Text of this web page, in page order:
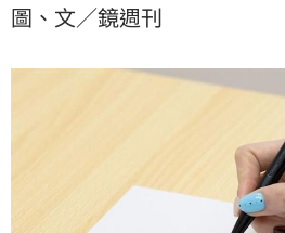
走的方式與大腦的容量。
圖、文／鏡週刊